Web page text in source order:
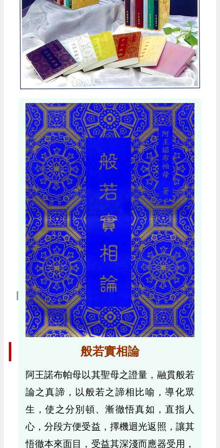
般若實相論
阿王諾布帕母以其聖母之證量，融貫般若
論之真諦，以般若之諦相比喻，導化眾
生，使之分別頓、漸徹悟真如，直指人
心，分段方便受益，擇機迴光返照，讓其
悟徹本來面目，受益其深淺而應器受用，